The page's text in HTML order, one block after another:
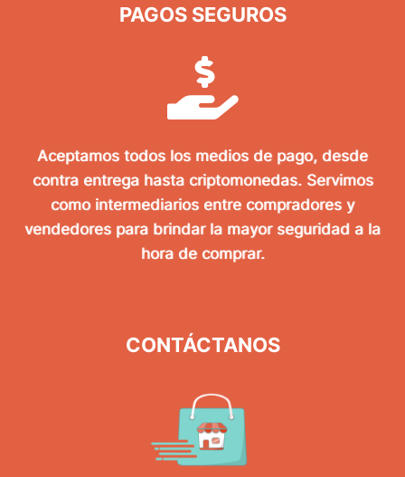
PAGOS SEGUROS
Aceptamos todos los medios de pago, desde
contra entrega hasta criptomonedas. Servimos
como intermediarios entre compradores y
vendedores para brindar la mayor seguridad a la
hora de comprar.
CONTÁCTANOS